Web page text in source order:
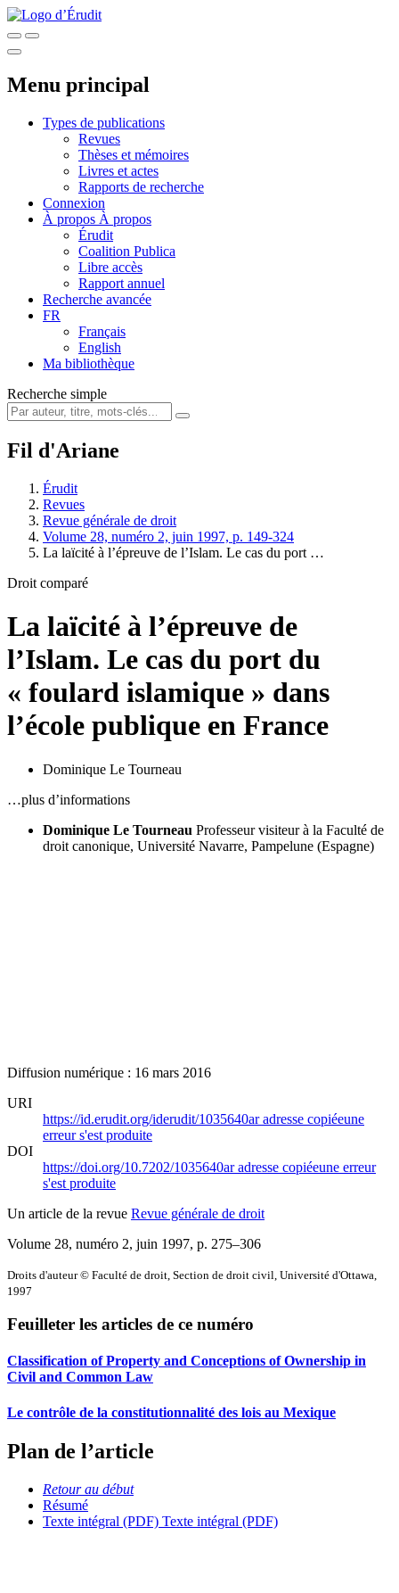
Menu principal
Types de publications
Revues
Thèses et mémoires
Livres et actes
Rapports de recherche
Connexion
À propos À propos
Érudit
Coalition Publica
Libre accès
Rapport annuel
Recherche avancée
FR
Français
English
Ma bibliothèque
Recherche simple
Fil d'Ariane
Érudit
Revues
Revue générale de droit
Volume 28, numéro 2, juin 1997, p. 149-324
La laïcité à l’épreuve de l’Islam. Le cas du port …
Droit comparé
La laïcité à l’épreuve de
l’Islam. Le cas du port du
« foulard islamique » dans
l’école publique en France
Dominique Le Tourneau
…plus d’informations
Dominique Le Tourneau Professeur visiteur à la Faculté de
droit canonique, Université Navarre, Pampelune (Espagne)
Diffusion numérique : 16 mars 2016
URI
https://id.erudit.org/iderudit/1035640aradresse copiéeune
erreur s'est produite
DOI
https://doi.org/10.7202/1035640aradresse copiéeune erreur
s'est produite
Un article de la revue Revue générale de droit
Volume 28, numéro 2, juin 1997, p. 275–306
Droits d'auteur © Faculté de droit, Section de droit civil, Université d'Ottawa,
1997
Feuilleter les articles de ce numéro
Classification of Property and Conceptions of Ownership in
Civil and Common Law
Le contrôle de la constitutionnalité des lois au Mexique
Plan de l’article
Retour au début
Résumé
Texte intégral (PDF) Texte intégral (PDF)